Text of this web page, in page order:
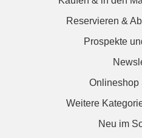
Reservieren &
Prospekte
Onlineshop
Weitere
Neu im